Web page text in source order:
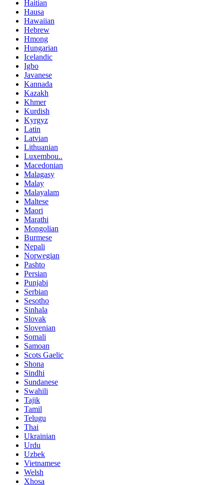
Haitian
Hausa
Hawaiian
Hebrew
Hmong
Hungarian
Icelandic
Igbo
Javanese
Kannada
Kazakh
Khmer
Kurdish
Kyrgyz
Latin
Latvian
Lithuanian
Luxembou..
Macedonian
Malagasy
Malay
Malayalam
Maltese
Maori
Marathi
Mongolian
Burmese
Nepali
Norwegian
Pashto
Persian
Punjabi
Serbian
Sesotho
Sinhala
Slovak
Slovenian
Somali
Samoan
Scots Gaelic
Shona
Sindhi
Sundanese
Swahili
Tajik
Tamil
Telugu
Thai
Ukrainian
Urdu
Uzbek
Vietnamese
Welsh
Xhosa